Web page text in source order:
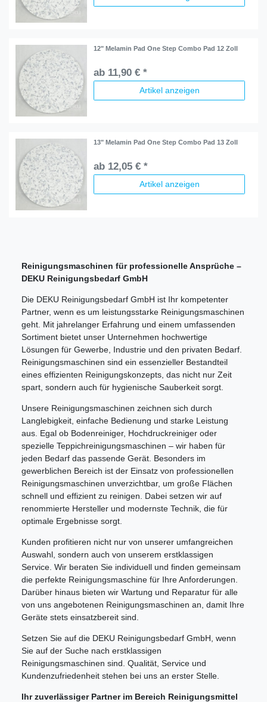
12" Melamin Pad One Step Combo Pad 12 Zoll
ab 11,90 € *
Artikel anzeigen
13" Melamin Pad One Step Combo Pad 13 Zoll
ab 12,05 € *
Artikel anzeigen
Reinigungsmaschinen für professionelle Ansprüche –
DEKU Reinigungsbedarf GmbH
Die DEKU Reinigungsbedarf GmbH ist Ihr kompetenter
Partner, wenn es um leistungsstarke Reinigungsmaschinen
geht. Mit jahrelanger Erfahrung und einem umfassenden
Sortiment bietet unser Unternehmen hochwertige
Lösungen für Gewerbe, Industrie und den privaten Bedarf.
Reinigungsmaschinen sind ein essenzieller Bestandteil
eines effizienten Reinigungskonzepts, das nicht nur Zeit
spart, sondern auch für hygienische Sauberkeit sorgt.
Unsere Reinigungsmaschinen zeichnen sich durch
Langlebigkeit, einfache Bedienung und starke Leistung
aus. Egal ob Bodenreiniger, Hochdruckreiniger oder
spezielle Teppichreinigungsmaschinen – wir haben für
jeden Bedarf das passende Gerät. Besonders im
gewerblichen Bereich ist der Einsatz von professionellen
Reinigungsmaschinen unverzichtbar, um große Flächen
schnell und effizient zu reinigen. Dabei setzen wir auf
renommierte Hersteller und modernste Technik, die für
optimale Ergebnisse sorgt.
Kunden profitieren nicht nur von unserer umfangreichen
Auswahl, sondern auch von unserem erstklassigen
Service. Wir beraten Sie individuell und finden gemeinsam
die perfekte Reinigungsmaschine für Ihre Anforderungen.
Darüber hinaus bieten wir Wartung und Reparatur für alle
von uns angebotenen Reinigungsmaschinen an, damit Ihre
Geräte stets einsatzbereit sind.
Setzen Sie auf die DEKU Reinigungsbedarf GmbH, wenn
Sie auf der Suche nach erstklassigen
Reinigungsmaschinen sind. Qualität, Service und
Kundenzufriedenheit stehen bei uns an erster Stelle.
Ihr zuverlässiger Partner im Bereich Reinigungsmittel